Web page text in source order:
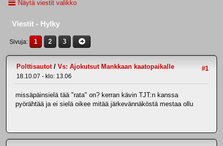
Näytä viestit valikko
Viestit - Hylky
Sivuja 1 2 3
#1
Polttisautot/ Vs: Ajokutsut Mankkaan kaatopaikalle
18.10.07 - klo: 13.06
missäpäinsielä tää "rata" on? kerran kävin TJT:n kanssa
pyörähtää ja ei sielä oikee mitää järkevännäköstä mestaa ollu